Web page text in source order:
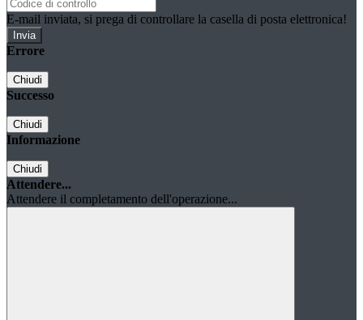
E-mail inviata, si prega di controllare la casella di posta elettronica!
Errore
Chiudi
Successo
Chiudi
Informazione
Chiudi
Attendere...
Attendere il completamento dell'operazione...